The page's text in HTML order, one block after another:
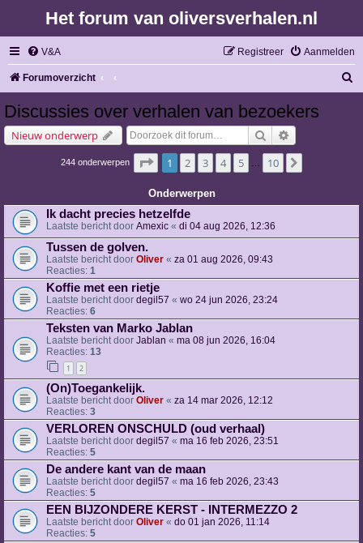
Het forum van oliversverhalen.nl
V&A Aanmelden
Registreer
Forumoverzicht
Discussies over verhalen van bezoekers
Nieuw onderwerp Zoek
244 onderwerpen Pagina1 van 10
1 2 3 4 5 10
Onderwerpen
Ik dacht precies hetzelfde
Laatste bericht door Amexic « di 04 aug 2026, 12:36
Tussen de golven.
Laatste bericht door Oliver « za 01 aug 2026, 09:43
Reacties: 1
Koffie met een rietje
Laatste bericht door degil57 « wo 24 jun 2026, 23:24
Reacties: 6
Teksten van Marko Jablan
Laatste bericht door Jablan « ma 08 jun 2026, 16:04
Reacties: 13
1 2
(On)Toegankelijk.
Laatste bericht door Oliver « za 14 mar 2026, 12:12
Reacties: 3
VERLOREN ONSCHULD (oud verhaal)
Laatste bericht door degil57 « ma 16 feb 2026, 23:51
Reacties: 5
De andere kant van de maan
Laatste bericht door degil57 « ma 16 feb 2026, 23:43
Reacties: 5
EEN BIJZONDERE KERST - INTERMEZZO 2
Laatste bericht door Oliver « do 01 jan 2026, 11:14
Reacties: 5